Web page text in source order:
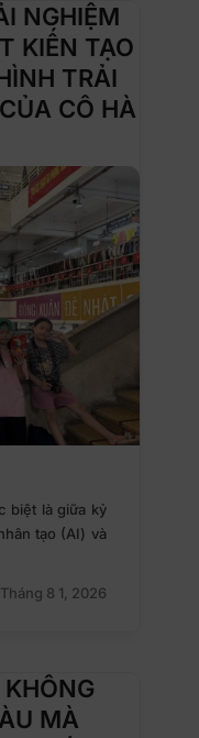
NGHIỆM
KIẾN TẠO
TRẢI
CÔ HÀ
biệt là giữa kỷ
tạo (AI) và
Tháng 8 1, 2026
MÀ